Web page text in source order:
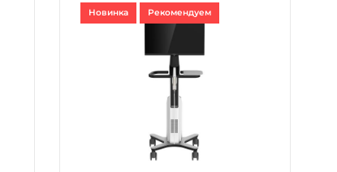
Новинка Рекомендуем